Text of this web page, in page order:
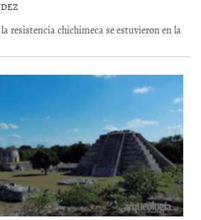
resistencia chichimeca se estuvieron en la